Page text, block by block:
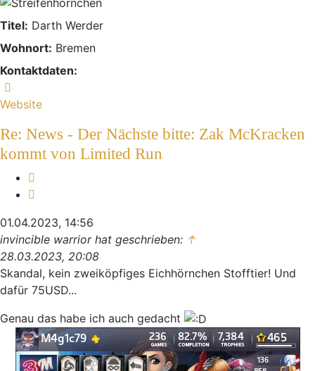
Titel: Darth Werder
Wohnort: Bremen
Kontaktdaten:
Website
Re: News - Der Nächste bitte: Zak McKracken
kommt von Limited Run
01.04.2023, 14:56
invincible warrior hat geschrieben: ↑
28.03.2023, 20:08
Skandal, kein zweiköpfiges Eichhörnchen Stofftier! Und
dafür 75USD...
Genau das habe ich auch gedacht